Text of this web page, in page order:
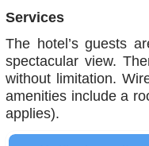
Services
The hotel’s guests
spectacular view.
without limitation.
amenities include a
applies).